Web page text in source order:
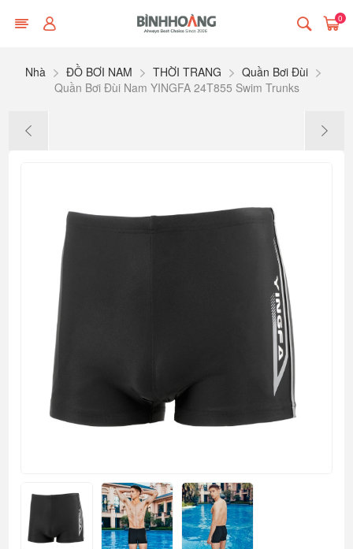
0
Nhà ĐỒ BƠI NAM THỜI TRANG
Quần Bơi Đùi
Quần Bơi Đùi Nam YINGFA 24T855 Swim Trunks